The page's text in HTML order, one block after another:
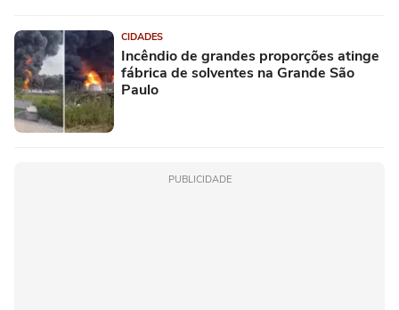
CIDADES
Incêndio de grandes proporções atinge
fábrica de solventes na Grande São
Paulo
PUBLICIDADE